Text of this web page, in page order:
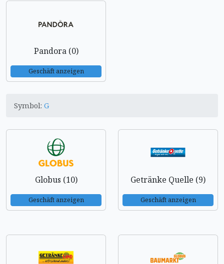
Pandora (0)
Geschäft anzeigen
Symbol: G
Globus (10)
Geschäft anzeigen
Getränke Quelle (9)
Geschäft anzeigen